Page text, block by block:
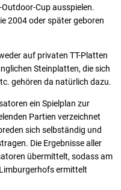
Cup ausspielen.
2004 oder später geboren
auf privaten TT-Platten
Steinplatten, die sich
gehören da natürlich dazu.
ein Spielplan zur
Partien verzeichnet
sich selbständig und
Die Ergebnisse aller
übermittelt, sodass am
ermittelt